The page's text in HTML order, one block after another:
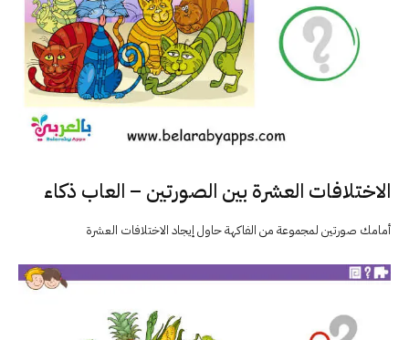
الاختلافات العشرة بين الصورتين – العاب ذكاء
أمامك صورتين لمجموعة من الفاكهة حاول إيجاد الاختلافات العشرة